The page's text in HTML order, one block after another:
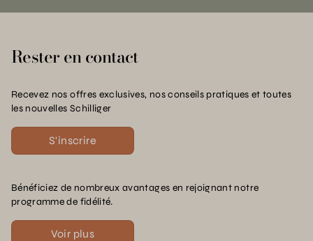
Rester en contact
Recevez nos offres exclusives, nos conseils pratiques et toutes
les nouvelles Schilliger
S'inscrire
Bénéficiez de nombreux avantages en rejoignant notre
programme de fidélité.
Voir plus